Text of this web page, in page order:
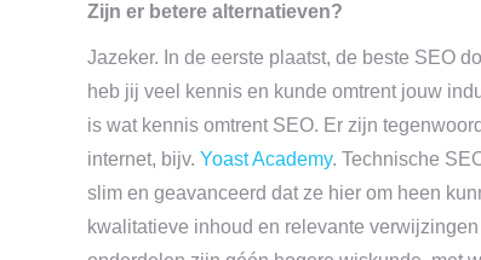
Zijn er betere alternatieven?
Jazeker. In de eerste plaatst, de beste SEO
heb jij veel kennis en kunde omtrent jouw
is wat kennis omtrent SEO. Er zijn
internet, bijv. Yoast Academy. Technische
slim en geavanceerd dat ze hier om heen
kwalitatieve inhoud en relevante